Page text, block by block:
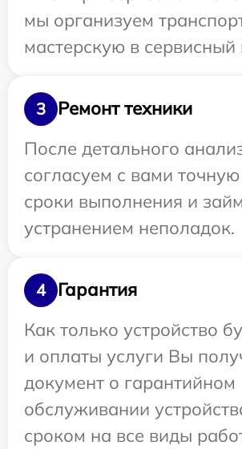
мы организуем
мастерскую в сервисный
3
Ремонт техники
После детального
согласуем с вами
сроки выполнения и
устранением неполадок.
4
Гарантия
Как только устройство
и оплаты услуги Вы
документ о гарантийном
обслуживании
сроком на все виды